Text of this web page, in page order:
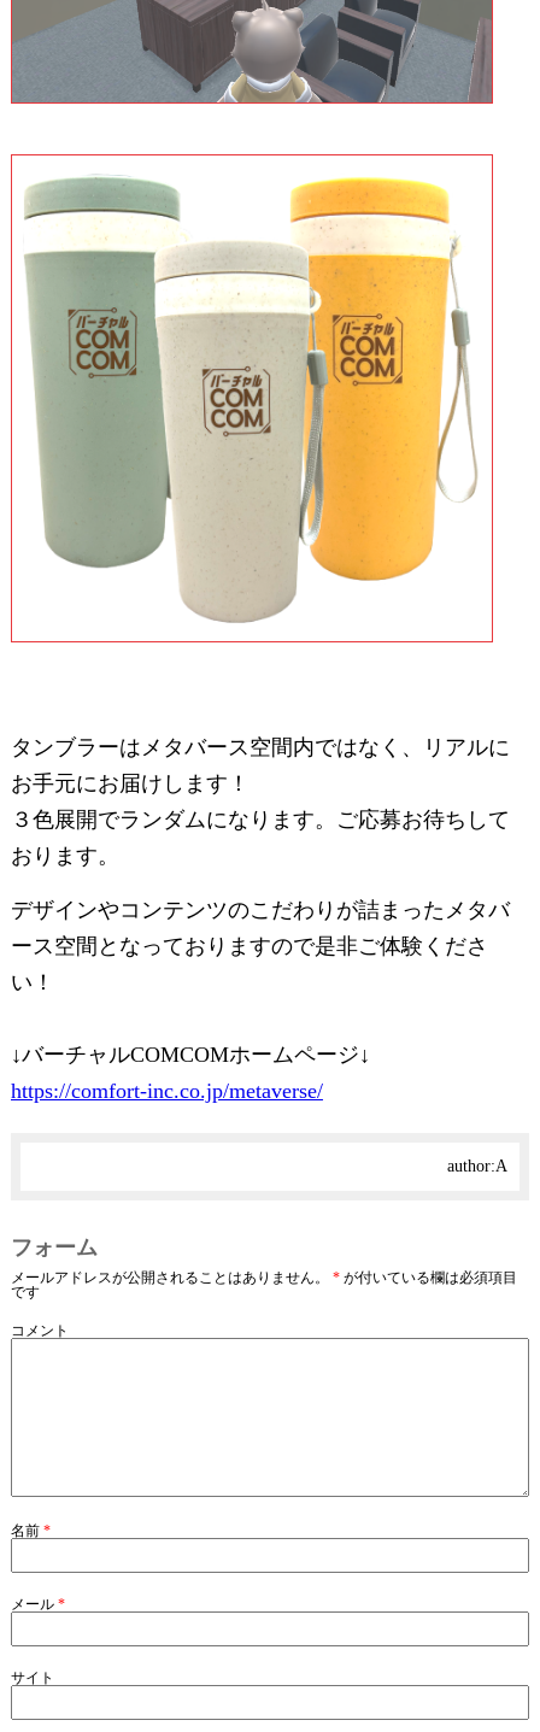
タンブラーはメタバース空間内ではなく、リアルに
お手元にお届けします！
３色展開でランダムになります。ご応募お待ちして
おります。
デザインやコンテンツのこだわりが詰まったメタバ
ース空間となっておりますので是非ご体験くださ
い！
↓バーチャルCOMCOMホームページ↓
https://comfort-inc.co.jp/metaverse/
author:A
フォーム
メールアドレスが公開されることはありません。 *が付いている欄は必須項目
です
コメント
名前 *
メール *
サイト